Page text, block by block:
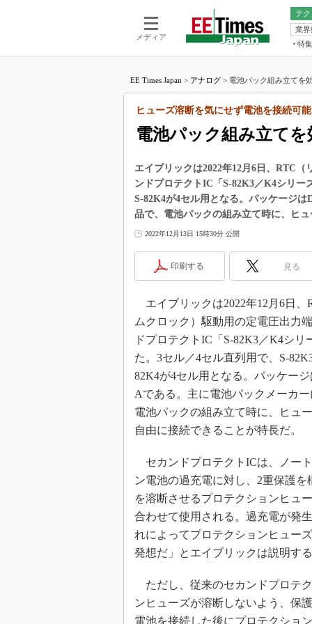
メディア
テ
電池／エネルア
マ
業
特集
福田昭
湯之上
大山聡
リタイ
学漂流記
世界を
この10
で起こ
光伝送
“異端児
イノベ
JASA発
IHSアナ
「英語
EE Times Japan > アナログ > 電池パック組み立てを
電池パック組み立て
ヒューズ溶断を気にせず電池を接続可能
エイブリックは2022年12月6日、RTC
ンドプロテクトIC「S-82K3／K4シリー
S-82K4が4セル用となる。パッケージ
品で、電池パックの組み立て時に、ヒ
2022年12月13日 15時30分 公開
印刷する 見る
エイブリックは2022年12月6日、
ムクロック）駆動用の定電圧出力
ドプロテクトIC「S-82K3／K4シリ
た。3セル／4セル直列用で、S-
82K4が4セル用となる。パッケー
Aである。主に電池パックメーカ
電池パックの組み立て時に、ヒュ
自由に接続できることが特長だ。
セカンドプロテクトICは、ノー
ン電池の過充電に対し、2重保護
を溶断させるプロテクションヒュ
合わせて使用される。過充電が発
れによってプロテクションヒュー
発想だ」とエイブリックは説明す
ただし、従来のセカンドプロテ
ンヒューズが溶断しないよう、保
電池を接続した後にプロテクショ